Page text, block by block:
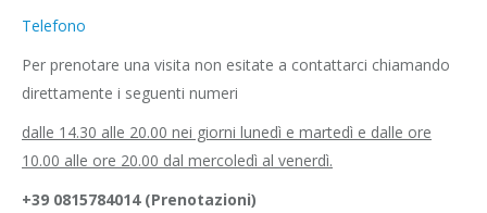
Telefono
Per prenotare una visita non esitate a contattarci chiamando
direttamente i seguenti numeri
dalle 14.30 alle 20.00 nei giorni lunedì e martedì e dalle ore
10.00 alle ore 20.00 dal mercoledì al venerdì.
+39 0815784014 (Prenotazioni)